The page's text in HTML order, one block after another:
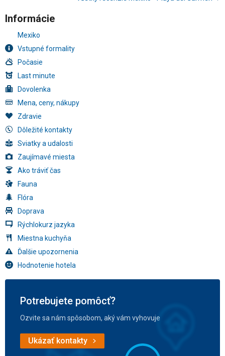
Informácie
Mexiko
Vstupné formality
Počasie
Last minute
Dovolenka
Mena, ceny, nákupy
Zdravie
Dôležité kontakty
Sviatky a udalosti
Zaujímavé miesta
Ako tráviť čas
Fauna
Flóra
Doprava
Rýchlokurz jazyka
Miestna kuchyňa
Ďalšie upozornenia
Hodnotenie hotela
Potrebujete pomôcť?
Ozvite sa nám spôsobom, aký vám vyhovuje
Ukázať kontakty